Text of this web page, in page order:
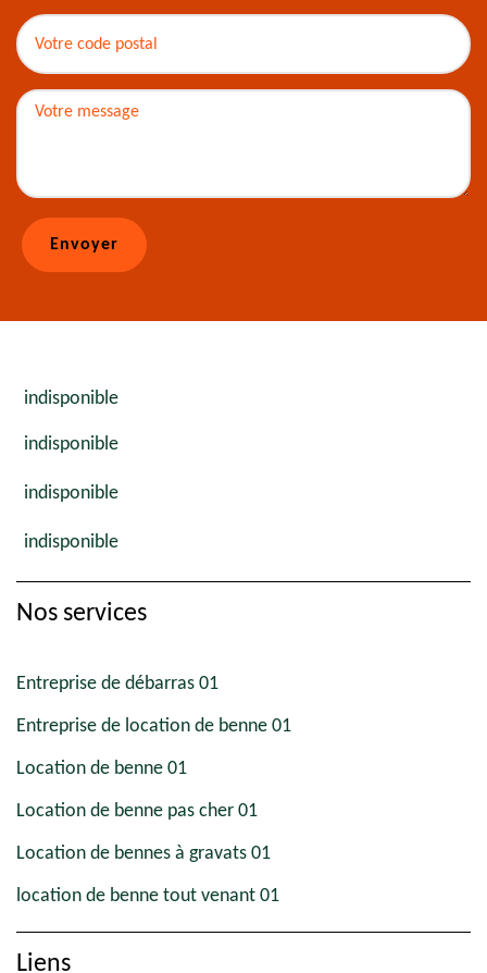
indisponible
indisponible
indisponible
indisponible
Nos services
Entreprise de débarras 01
Entreprise de location de benne 01
Location de benne 01
Location de benne pas cher 01
Location de bennes à gravats 01
location de benne tout venant 01
Liens